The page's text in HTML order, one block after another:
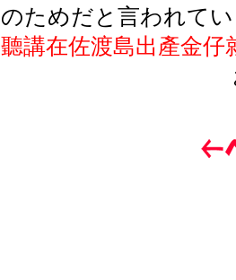
のためだと言われて
聽講在佐渡島出產金仔